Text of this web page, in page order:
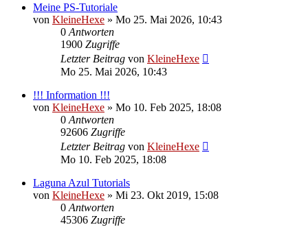
Meine PS-Tutoriale
von KleineHexe » Mo 25. Mai 2026, 10:43
0 Antworten
1900 Zugriffe
Letzter Beitrag von KleineHexe
Mo 25. Mai 2026, 10:43
!!! Information !!!
von KleineHexe » Mo 10. Feb 2025, 18:08
0 Antworten
92606 Zugriffe
Letzter Beitrag von KleineHexe
Mo 10. Feb 2025, 18:08
Laguna Azul Tutorials
von KleineHexe » Mi 23. Okt 2019, 15:08
0 Antworten
45306 Zugriffe